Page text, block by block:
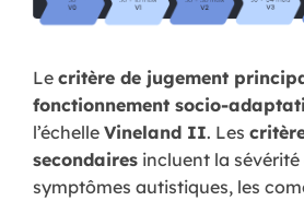
Le critère de jugement
fonctionnement socio-
l’échelle Vineland II. Les
secondaires incluent la sévérité
symptômes autistiques, les